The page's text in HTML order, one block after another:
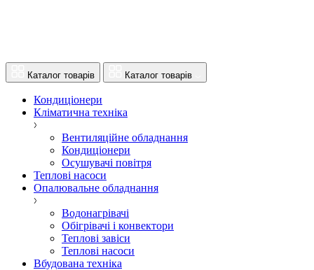
Каталог товарів Каталог товарів
Кондиціонери
Кліматична техніка
Вентиляційне обладнання
Кондиціонери
Осушувачі повітря
Теплові насоси
Опалювальне обладнання
Водонагрівачі
Обігрівачі і конвектори
Теплові завіси
Теплові насоси
Вбудована техніка